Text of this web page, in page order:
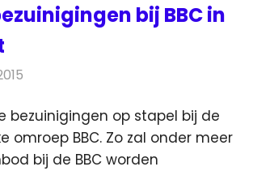
bij BBC in
bezuinigingen op stapel bij de
omroep BBC. Zo zal onder meer
bij de BBC worden